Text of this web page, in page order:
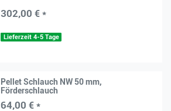
302,00 € *
Lieferzeit 4-5 Tage
Pellet Schlauch NW 50 mm,
Förderschlauch
64,00 € *